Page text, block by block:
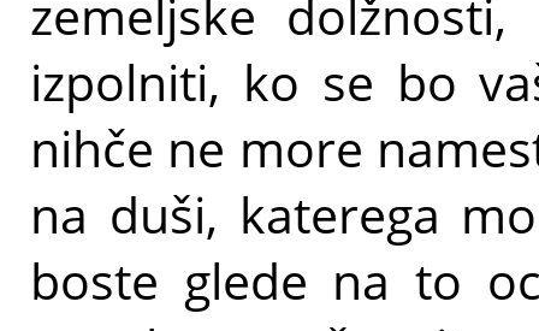
zemeljske
izpolniti, ko se bo
nihče ne more
na duši, katerega
boste glede na to